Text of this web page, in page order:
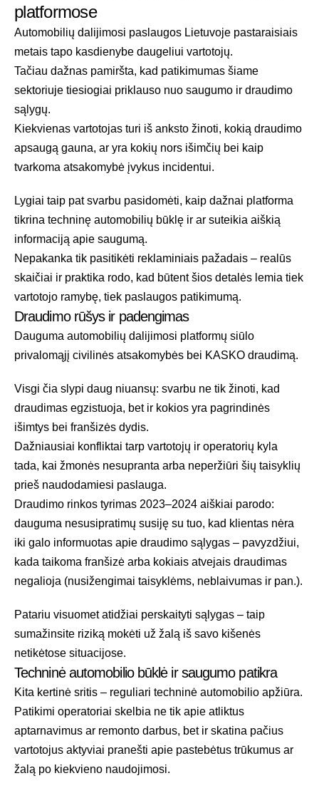
platformose
Automobilių dalijimosi paslaugos Lietuvoje pastaraisiais
metais tapo kasdienybe daugeliui vartotojų.
Tačiau dažnas pamiršta, kad patikimumas šiame
sektoriuje tiesiogiai priklauso nuo saugumo ir draudimo
sąlygų.
Kiekvienas vartotojas turi iš anksto žinoti, kokią draudimo
apsaugą gauna, ar yra kokių nors išimčių bei kaip
tvarkoma atsakomybė įvykus incidentui.
Lygiai taip pat svarbu pasidomėti, kaip dažnai platforma
tikrina techninę automobilių būklę ir ar suteikia aiškią
informaciją apie saugumą.
Nepakanka tik pasitikėti reklaminiais pažadais – realūs
skaičiai ir praktika rodo, kad būtent šios detalės lemia tiek
vartotojo ramybę, tiek paslaugos patikimumą.
Draudimo rūšys ir padengimas
Dauguma automobilių dalijimosi platformų siūlo
privalomąjį civilinės atsakomybės bei KASKO draudimą.
Visgi čia slypi daug niuansų: svarbu ne tik žinoti, kad
draudimas egzistuoja, bet ir kokios yra pagrindinės
išimtys bei franšizės dydis.
Dažniausiai konfliktai tarp vartotojų ir operatorių kyla
tada, kai žmonės nesupranta arba neperžiūri šių taisyklių
prieš naudodamiesi paslauga.
Draudimo rinkos tyrimas 2023–2024 aiškiai parodo:
dauguma nesusipratimų susiję su tuo, kad klientas nėra
iki galo informuotas apie draudimo sąlygas – pavyzdžiui,
kada taikoma franšizė arba kokiais atvejais draudimas
negalioja (nusižengimai taisyklėms, neblaivumas ir pan.).
Patariu visuomet atidžiai perskaityti sąlygas – taip
sumažinsite riziką mokėti už žalą iš savo kišenės
netikėtose situacijose.
Techninė automobilio būklė ir saugumo patikra
Kita kertinė sritis – reguliari techninė automobilio apžiūra.
Patikimi operatoriai skelbia ne tik apie atliktus
aptarnavimus ar remonto darbus, bet ir skatina pačius
vartotojus aktyviai pranešti apie pastebėtus trūkumus ar
žalą po kiekvieno naudojimosi.